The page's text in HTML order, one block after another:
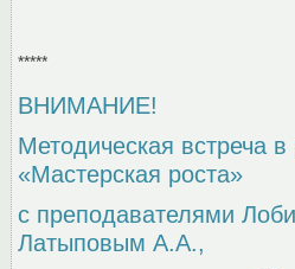
*****
ВНИМАНИЕ!
Методическая встреча
«Мастерская роста»
с преподавателями
Латыповым А.А.,